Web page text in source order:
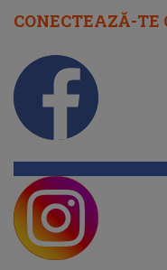
CONECTEAZĂ-TE